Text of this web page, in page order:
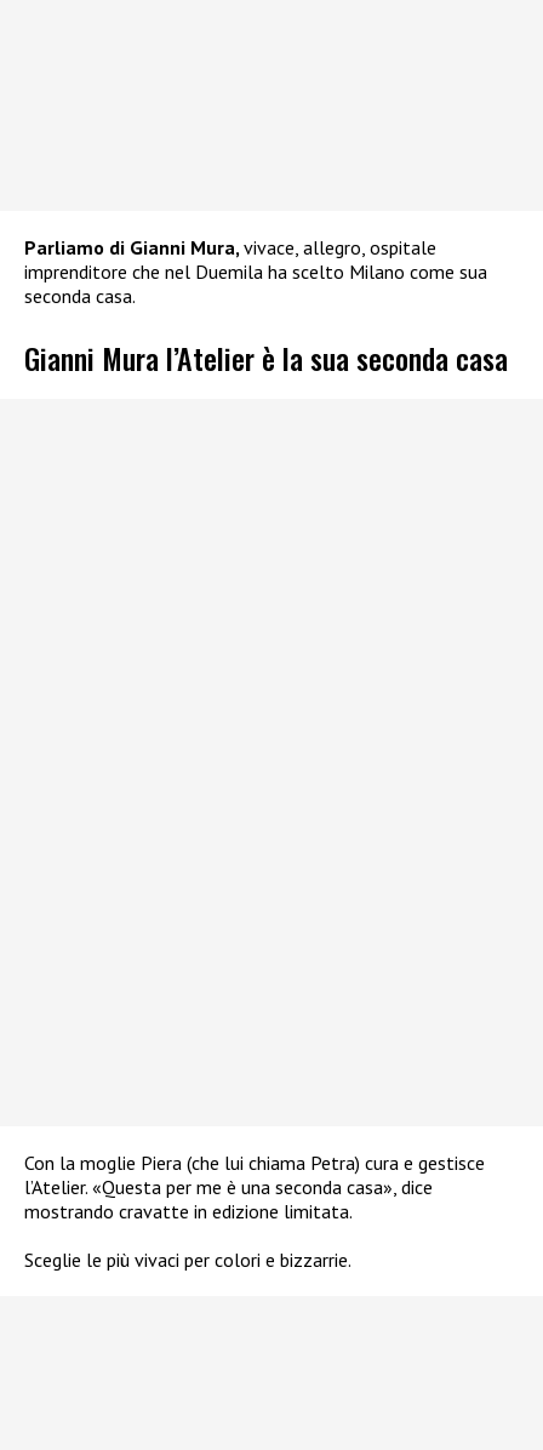
Parliamo di Gianni Mura,vivace, allegro, ospitale
imprenditore che nel Duemila ha scelto Milano come sua
seconda casa.
Gianni Mura l’Atelier è la sua seconda casa
Con la moglie Piera (che lui chiama Petra) cura e gestisce
l’Atelier. «Questa per me è una seconda casa», dice
mostrando cravatte in edizione limitata.
Sceglie le più vivaci per colori e bizzarrie.